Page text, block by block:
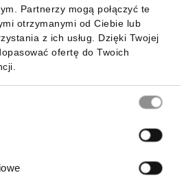
Partnerzy mogą połączyć te
otrzymanymi od Ciebie lub
z ich usług. Dzięki Twojej
ofertę do Twoich
aplikację mobilną: